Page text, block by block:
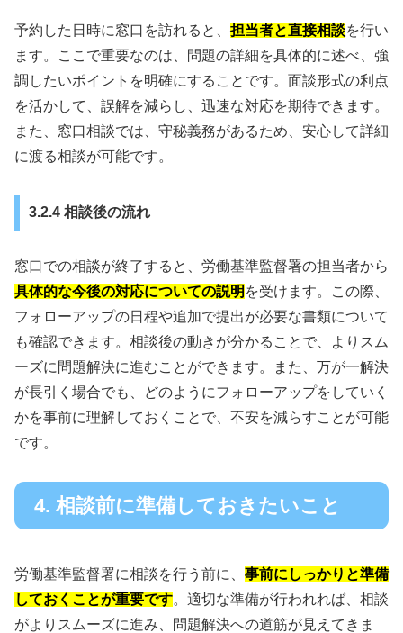
予約した日時に窓口を訪れると、 担当者と直接相談を行い
ます。ここで重要なのは、問題の詳細を具体的に述べ、強
調したいポイントを明確にすることです。面談形式の利点
を活かして、誤解を減らし、迅速な対応を期待できます。
また、窓口相談では、守秘義務があるため、安心して詳細
に渡る相談が可能です。
3.2.4 相談後の流れ
窓口での相談が終了すると、労働基準監督署の担当者から
具体的な今後の対応についての説明 を受けます。この際、
フォローアップの日程や追加で提出が必要な書類について
も確認できます。相談後の動きが分かることで、よりスム
ーズに問題解決に進むことができます。また、万が一解決
が長引く場合でも、どのようにフォローアップをしていく
かを事前に理解しておくことで、不安を減らすことが可能
です。
4. 相談前に準備しておきたいこと
労働基準監督署に相談を行う前に、 事前にしっかりと準備
しておくことが重要です。適切な準備が行われれば、相談
がよりスムーズに進み、問題解決への道筋が見えてきま